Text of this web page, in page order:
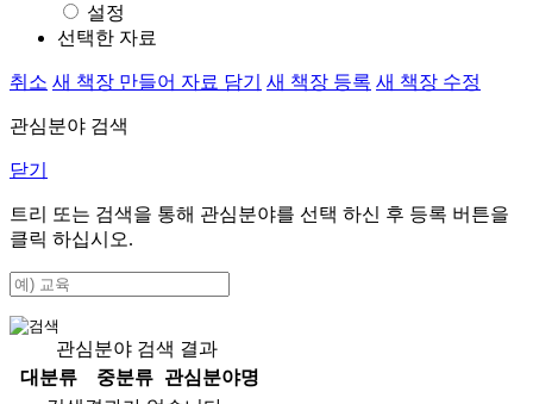
설정
선택한 자료
취소 새 책장 만들어 자료 담기 새 책장 등록 새 책장 수정
관심분야 검색
닫기
트리 또는 검색을 통해 관심분야를 선택 하신 후 등록 버튼을
클릭 하십시오.
관심분야 검색 결과
대분류
중분류
관심분야명